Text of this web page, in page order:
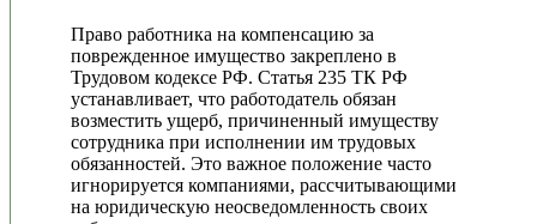
Право работника на компенсацию за
поврежденное имущество закреплено в
Трудовом кодексе РФ. Статья 235 ТК РФ
устанавливает, что работодатель обязан
возместить ущерб, причиненный имуществу
сотрудника при исполнении им трудовых
обязанностей. Это важное положение часто
игнорируется компаниями, рассчитывающими
на юридическую неосведомленность своих